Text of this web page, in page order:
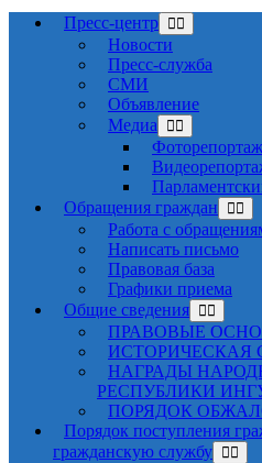
Пресс-центр
Новости
Пресс-служба
СМИ
Объявление
Медиа
Обращения граждан
Работа с
Написать письмо
Правовая база
Графики приема
Общие сведения
ПРАВОВЫЕ
ИСТОРИЧЕСКАЯ
НАГРАДЫ
РЕСПУБЛИКИ
ПОРЯДОК
Порядок поступления
гражданскую службу